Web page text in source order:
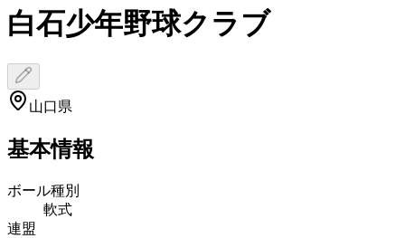
白石少年野球クラブ
山口県
基本情報
ボール種別
軟式
連盟